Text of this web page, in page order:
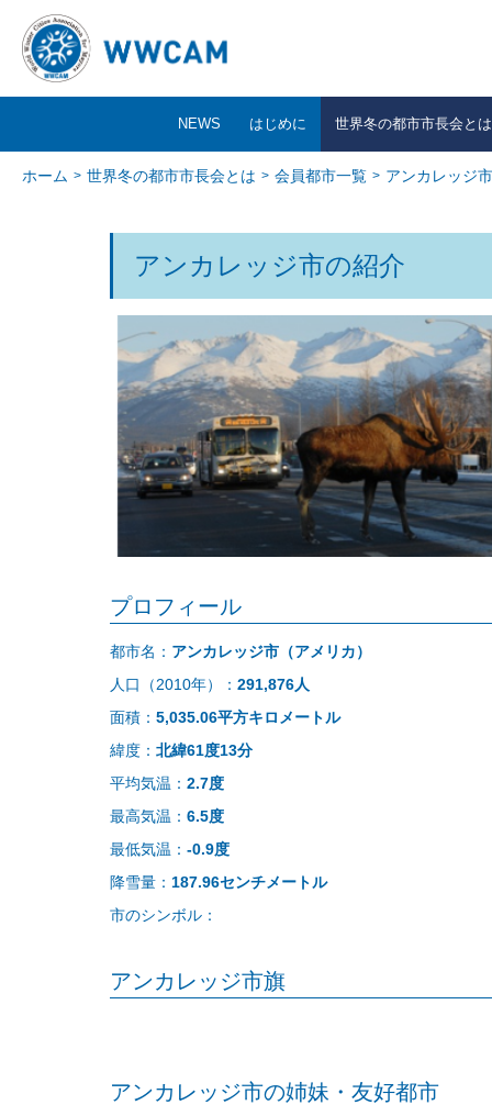
NEWS はじめに 世界冬の都市市長会とは
ホーム 世界冬の都市市長会とは 会員都市一覧 アンカレッジ
アンカレッジ市の紹介
プロフィール
都市名： アンカレッジ市（アメリカ）
人口（2010年）： 291,876人
面積： 5,035.06平方キロメートル
緯度： 北緯61度13分
平均気温： 2.7度
最高気温： 6.5度
最低気温： -0.9度
降雪量： 187.96センチメートル
市のシンボル：
アンカレッジ市旗
アンカレッジ市の姉妹・友好都市